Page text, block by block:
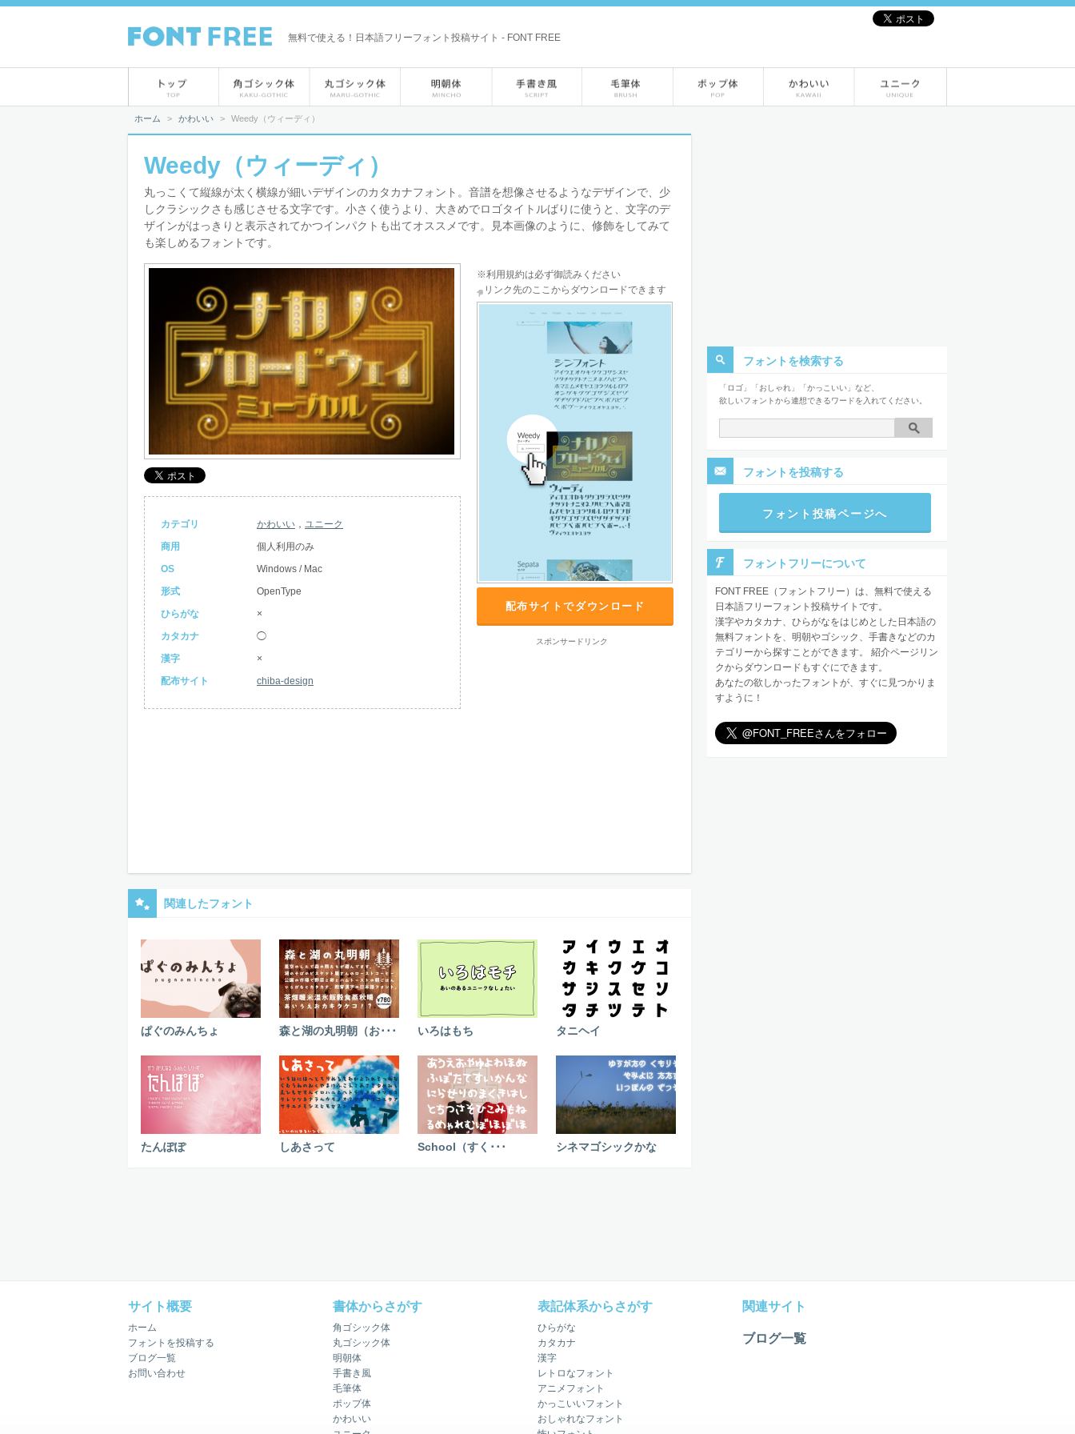
無料で使える！日本語フリーフォント投稿サイト - FONT FREE
ホーム > かわいい > Weedy（ウィーディ）
Weedy（ウィーディ）
丸っこくて縦線が太く横線が細いデザインのカタカナフォント。音譜を想像させるようなデザインで、少
しクラシックさも感じさせる文字です。小さく使うより、大きめでロゴタイトルばりに使うと、文字のデ
ザインがはっきりと表示されてかつインパクトも出てオススメです。見本画像のように、修飾をしてみて
も楽しめるフォントです。
カテゴリ かわいい ， ユニーク
商用
個人利用のみ
OS
Windows / Mac
形式
OpenType
ひらがな
×
カタカナ
◯
漢字
×
配布サイト
chiba-design
※利用規約は必ず御読みください
リンク先のここからダウンロードできます
配布サイトでダウンロード
スポンサードリンク
関連したフォント
ぱぐのみんちょ 森と湖の丸明朝（お･･･ いろはもち タニヘイ
たんぽぽ しあさって School（すく･･･ シネマゴシックかな
フォントを検索する
「ロゴ」「おしゃれ」「かっこいい」など、
欲しいフォントから連想できるワードを入れてください。
フォントを投稿する
フォント投稿ページへ
フォントフリーについて
FONT FREE（フォントフリー）は、無料で使える
日本語フリーフォント投稿サイトです。
漢字やカタカナ、ひらがなをはじめとした日本語の
無料フォントを、明朝やゴシック、手書きなどのカ
テゴリーから探すことができます。 紹介ページリン
クからダウンロードもすぐにできます。
あなたの欲しかったフォントが、すぐに見つかりま
すように！
サイト概要
ホーム
フォントを投稿する
ブログ一覧
お問い合わせ
書体からさがす
角ゴシック体
丸ゴシック体
明朝体
手書き風
毛筆体
ポップ体
かわいい
表記体系からさがす
ひらがな
カタカナ
漢字
レトロなフォント
アニメフォント
かっこいいフォント
おしゃれなフォント
関連サイト
ブログ一覧